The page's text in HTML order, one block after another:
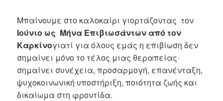
Μπαίνουμε στο καλοκαίρι γιορτάζοντας τον
Ιούνιο ως Μήνα Επιβιωσάντων από τον
Καρκίνογιατί για όλους εμάς η επιβίωση δεν
σημαίνει μόνο το τέλος μιας θεραπείας·
σημαίνει συνέχεια, προσαρμογή, επανένταξη,
ψυχοκοινωνική υποστήριξη, ποιότητα ζωής και
δικαίωμα στη φροντίδα.